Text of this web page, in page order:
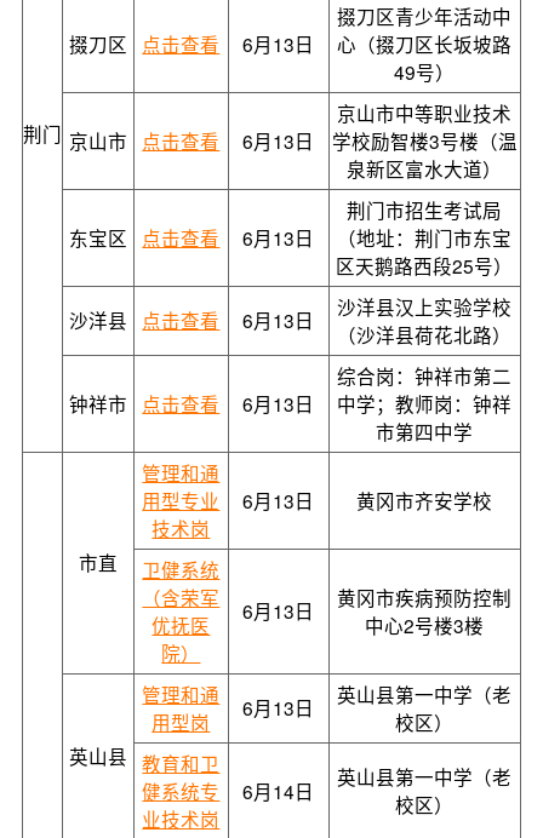
荆门
掇刀区 点击查看 6月13日
掇刀区青少年活动中
心（掇刀区长坂坡路
49号）
京山市 点击查看 6月13日
京山市中等职业技术
学校励智楼3号楼（温
泉新区富水大道）
东宝区 点击查看 6月13日
荆门市招生考试局
（地址：荆门市东宝
区天鹅路西段25号）
沙洋县 点击查看 6月13日
沙洋县汉上实验学校
（沙洋县荷花北路）
钟祥市 点击查看 6月13日
综合岗：钟祥市第二
中学；教师岗：钟祥
市第四中学
市直
管理和通
用型专业
技术岗
6月13日 黄冈市齐安学校
卫健系统
（含荣军
优抚医
院）
6月13日
黄冈市疾病预防控制
中心2号楼3楼
英山县
管理和通
用型岗
6月13日
英山县第一中学（老
校区）
教育和卫
健系统专
业技术岗
6月14日
英山县第一中学（老
校区）